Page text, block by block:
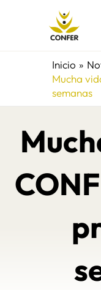
Inicio
Mucha
semanas